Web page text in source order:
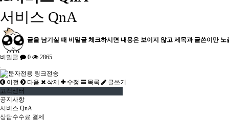
서비스 QnA
글을 남기실 때 비밀글 체크하시면 내용은 보이지 않고 제목과 글쓴이만 노
비밀글 0
2865
.
이전 다음 삭제 수정 목록
글쓰기
고객센터
공지사항
서비스 QnA
상담수수료 결제